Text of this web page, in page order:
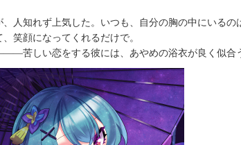
人知れず上気した。いつも、自分の胸の中にいるの
笑顔になってくれるだけで。
苦しい恋をする彼には、あやめの浴衣が良く似合